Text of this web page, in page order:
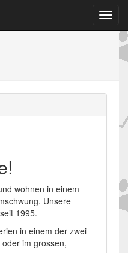
wohnen in einem
Unsere
1995.
in einem der zwei
im grossen,